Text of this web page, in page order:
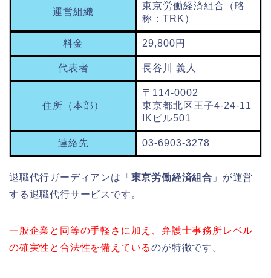
運営組織
東京労働経済組合（略
称：TRK）
料金 29,800円
代表者 長谷川 義人
住所（本部）
〒114-0002
東京都北区王子4-24-11
IKビル501
連絡先 03-6903-3278
退職代行ガーディアンは「 東京労働経済組合 」が運営
する退職代行サービスです。
一般企業と同等の手軽さに加え、弁護士事務所レベル
の確実性と合法性を備えているのが特徴です。